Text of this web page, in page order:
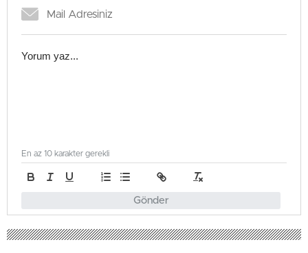
Gönder
En az 10 karakter gerekli